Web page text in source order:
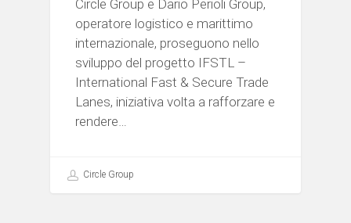
Circle Group e Dario Perioli Group,
operatore logistico e marittimo
internazionale, proseguono nello
sviluppo del progetto IFSTL –
International Fast & Secure Trade
Lanes, iniziativa volta a rafforzare e
rendere…
Circle Group